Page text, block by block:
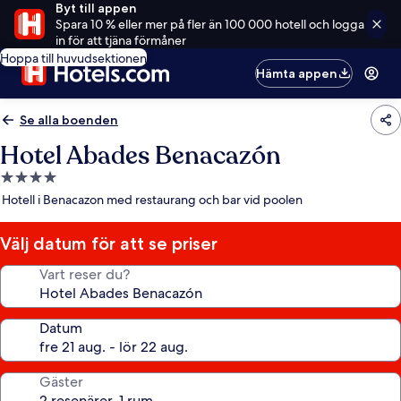
Byt till appen
Spara 10 % eller mer på fler än 100 000 hotell och logga
in för att tjäna förmåner
Hoppa till huvudsektionen
Hämta appen
Se alla boenden
Hotel Abades Benacazón
4.0-
stjärnigt
Hotell i Benacazon med restaurang och bar vid poolen
Välj datum för att se priser
Vart reser du?
Datum
Gäster